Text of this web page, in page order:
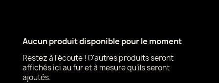
Aucun produit disponible pour le moment
Restez à l'écoute ! D'autres produits seront
affichés ici au fur et à mesure qu'ils seront
ajoutés.